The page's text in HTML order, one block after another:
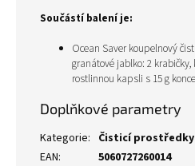
Součástí balení je:
Ocean Saver koupelnový
granátové jablko: 2
rostlinnou kapsli s 15 g
Doplňkové parametry
Kategorie: Čisticí prostředky
EAN:
5060727260014